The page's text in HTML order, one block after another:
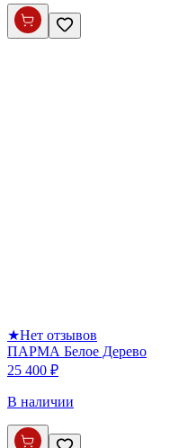
★Нет отзывов
ПАРМА Белое Дерево
25 400 ₽
В наличии